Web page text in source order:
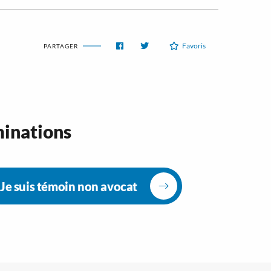
PARTAGER Favoris
Je suis témoin non avocat